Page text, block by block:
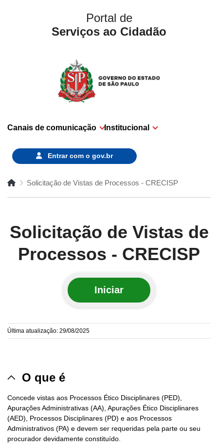
Portal de
Serviços ao Cidadão
Canais de comunicação Institucional
Entrar com o gov.br
Solicitação de Vistas de Processos - CRECISP
Solicitação de Vistas de
Processos - CRECISP
Iniciar
Última atualização: 29/08/2025
O que é
Concede vistas aos Processos Ético Disciplinares (PED),
Apurações Administrativas (AA), Apurações Ético Disciplinares
(AED), Processos Disciplinares (PD) e aos Processos
Administrativos (PA) e devem ser requeridas pela parte ou seu
procurador devidamente constituído.